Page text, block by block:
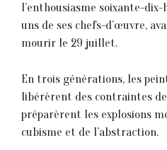
l’enthousiasme soixante-
uns de ses chefs-d’œuvre,
mourir le 29 juillet.
En trois générations, les
libérèrent des contraintes de
préparèrent les explosions
cubisme et de l’abstraction.